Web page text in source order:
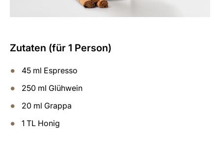
Zutaten (für 1 Person)
45 ml Espresso
250 ml Glühwein
20 ml Grappa
1 TL Honig